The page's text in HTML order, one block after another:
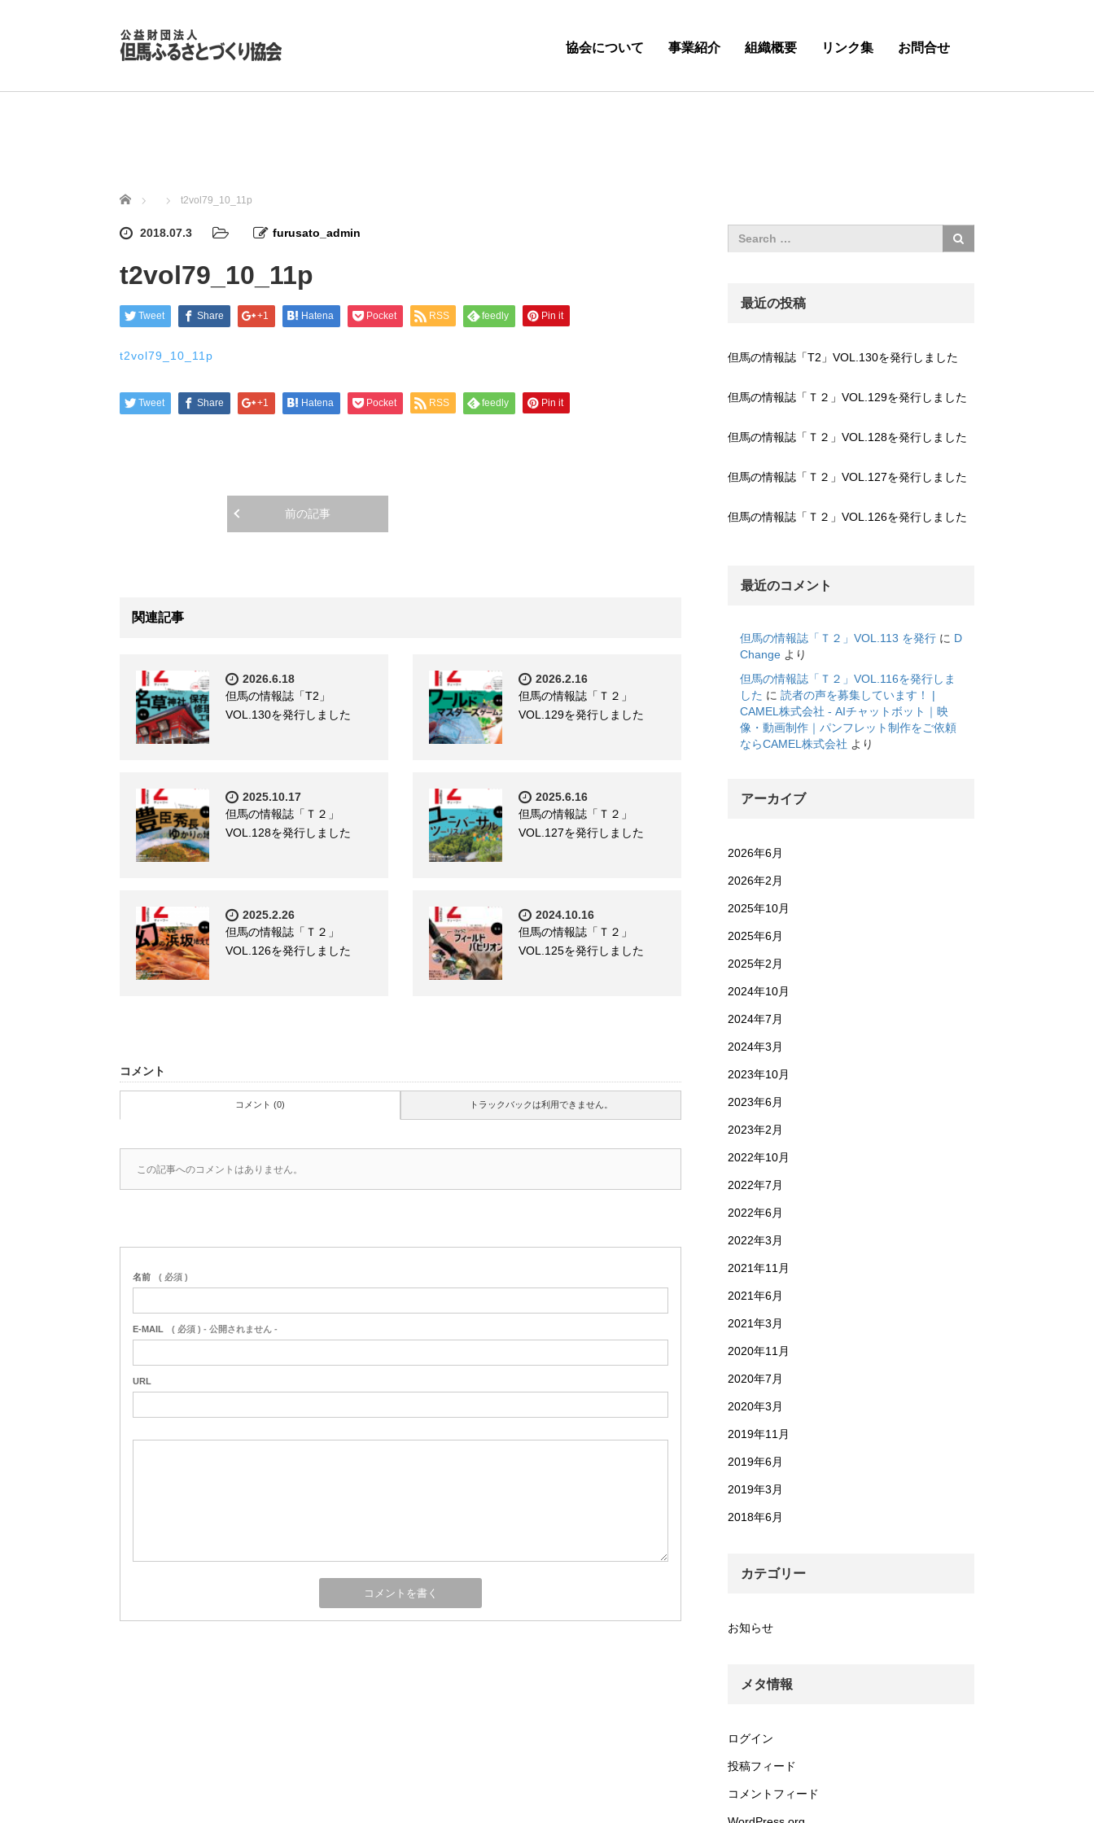
協会について 事業紹介 組織概要 リンク集 お問合せ
ホーム t2vol79_10_11p
2018.07.3 furusato_admin
t2vol79_10_11p
Tweet Share +1 Hatena Pocket RSS feedly Pin it
t2vol79_10_11p
Tweet Share +1 Hatena Pocket RSS feedly Pin it
前の記事
関連記事
2026.6.18
但馬の情報誌「T2」
VOL.130を発行しました
2026.2.16
但馬の情報誌「Ｔ２」
VOL.129を発行しました
2025.10.17
但馬の情報誌「Ｔ２」
VOL.128を発行しました
2025.6.16
但馬の情報誌「Ｔ２」
VOL.127を発行しました
2025.2.26
但馬の情報誌「Ｔ２」
VOL.126を発行しました
2024.10.16
但馬の情報誌「Ｔ２」
VOL.125を発行しました
コメント
コメント (0) トラックバックは利用できません。
この記事へのコメントはありません。
名前 ( 必須 )
E-MAIL ( 必須 ) - 公開されません -
URL
最近の投稿
但馬の情報誌「T2」VOL.130を発行しました
但馬の情報誌「Ｔ２」VOL.129を発行しました
但馬の情報誌「Ｔ２」VOL.128を発行しました
但馬の情報誌「Ｔ２」VOL.127を発行しました
但馬の情報誌「Ｔ２」VOL.126を発行しました
最近のコメント
但馬の情報誌「Ｔ２」VOL.113 を発行 に D
Change より
但馬の情報誌「Ｔ２」VOL.116を発行しま
した に 読者の声を募集しています！ |
CAMEL株式会社 - AIチャットボット｜映
像・動画制作｜パンフレット制作をご依頼
ならCAMEL株式会社 より
アーカイブ
2026年6月
2026年2月
2025年10月
2025年6月
2025年2月
2024年10月
2024年7月
2024年3月
2023年10月
2023年6月
2023年2月
2022年10月
2022年7月
2022年6月
2022年3月
2021年11月
2021年6月
2021年3月
2020年11月
2020年7月
2020年3月
2019年11月
2019年6月
2019年3月
2018年6月
カテゴリー
お知らせ
メタ情報
ログイン
投稿フィード
コメントフィード